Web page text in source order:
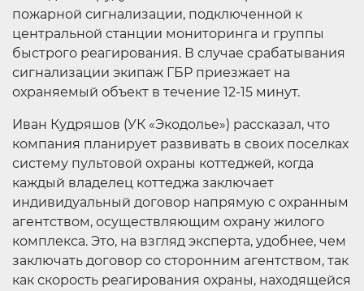
пожарной сигнализации, подключенной к
центральной станции мониторинга и группы
быстрого реагирования. В случае срабатывания
сигнализации экипаж ГБР приезжает на
охраняемый объект в течение 12-15 минут.
Иван Кудряшов (УК «Экодолье») рассказал, что
компания планирует развивать в своих поселках
систему пультовой охраны коттеджей, когда
каждый владелец коттеджа заключает
индивидуальный договор напрямую с охранным
агентством, осуществляющим охрану жилого
комплекса. Это, на взгляд эксперта, удобнее, чем
заключать договор со сторонним агентством, так
как скорость реагирования охраны, находящейся